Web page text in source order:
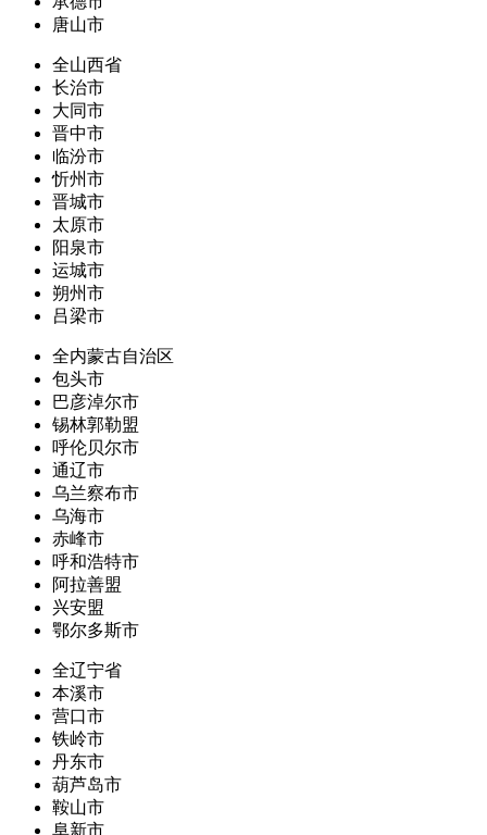
唐山市
全山西省
长治市
大同市
晋中市
临汾市
忻州市
晋城市
太原市
阳泉市
运城市
朔州市
吕梁市
全内蒙古自治区
包头市
巴彦淖尔市
锡林郭勒盟
呼伦贝尔市
通辽市
乌兰察布市
乌海市
赤峰市
呼和浩特市
阿拉善盟
兴安盟
鄂尔多斯市
全辽宁省
本溪市
营口市
铁岭市
丹东市
葫芦岛市
鞍山市
阜新市